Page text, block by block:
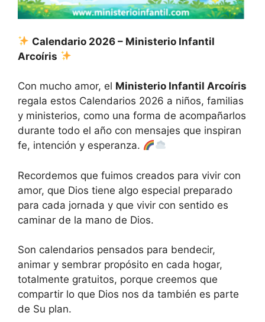
Calendario 2026 – Ministerio Infantil
Arcoíris
Con mucho amor, el Ministerio Infantil Arcoíris
regala estos Calendarios 2026 a niños, familias
y ministerios, como una forma de acompañarlos
durante todo el año con mensajes que inspiran
fe, intención y esperanza.
Recordemos que fuimos creados para vivir con
amor, que Dios tiene algo especial preparado
para cada jornada y que vivir con sentido es
caminar de la mano de Dios.
Son calendarios pensados para bendecir,
animar y sembrar propósito en cada hogar,
totalmente gratuitos, porque creemos que
compartir lo que Dios nos da también es parte
de Su plan.